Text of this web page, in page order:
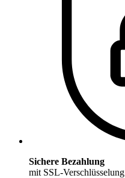
Sichere Bezahlung
mit SSL-Verschlüsselung